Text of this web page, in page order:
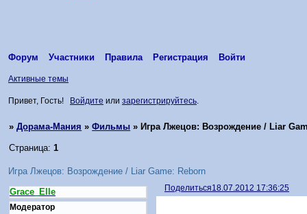
Форум Участники Правила Регистрация Войти
Активные темы
Привет, Гость! Войдите или зарегистрируйтесь.
»Дорама-Мания »Фильмы » Игра Лжецов: Возрождение / Liar
Игра Лжецов: Возрождение / Liar Game: Reborn
Страница:1
Поделиться18.07.2012 17:36:25
Grace_Elle
Модератор